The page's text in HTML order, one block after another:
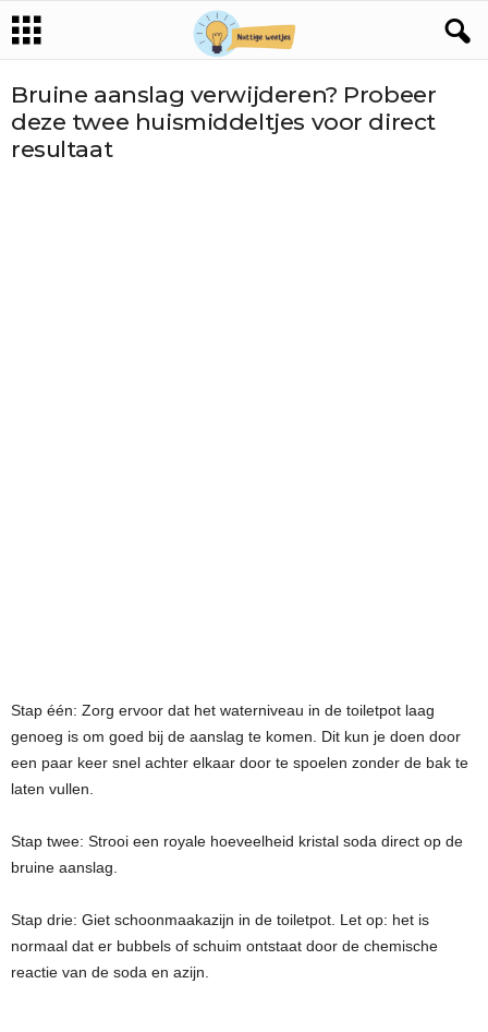
Bruine aanslag verwijderen? Probeer
deze twee huismiddeltjes voor direct
resultaat
Stap één: Zorg ervoor dat het waterniveau in de toiletpot laag
genoeg is om goed bij de aanslag te komen. Dit kun je doen door
een paar keer snel achter elkaar door te spoelen zonder de bak te
laten vullen.
Stap twee: Strooi een royale hoeveelheid kristal soda direct op de
bruine aanslag.
Stap drie: Giet schoonmaakazijn in de toiletpot. Let op: het is
normaal dat er bubbels of schuim ontstaat door de chemische
reactie van de soda en azijn.